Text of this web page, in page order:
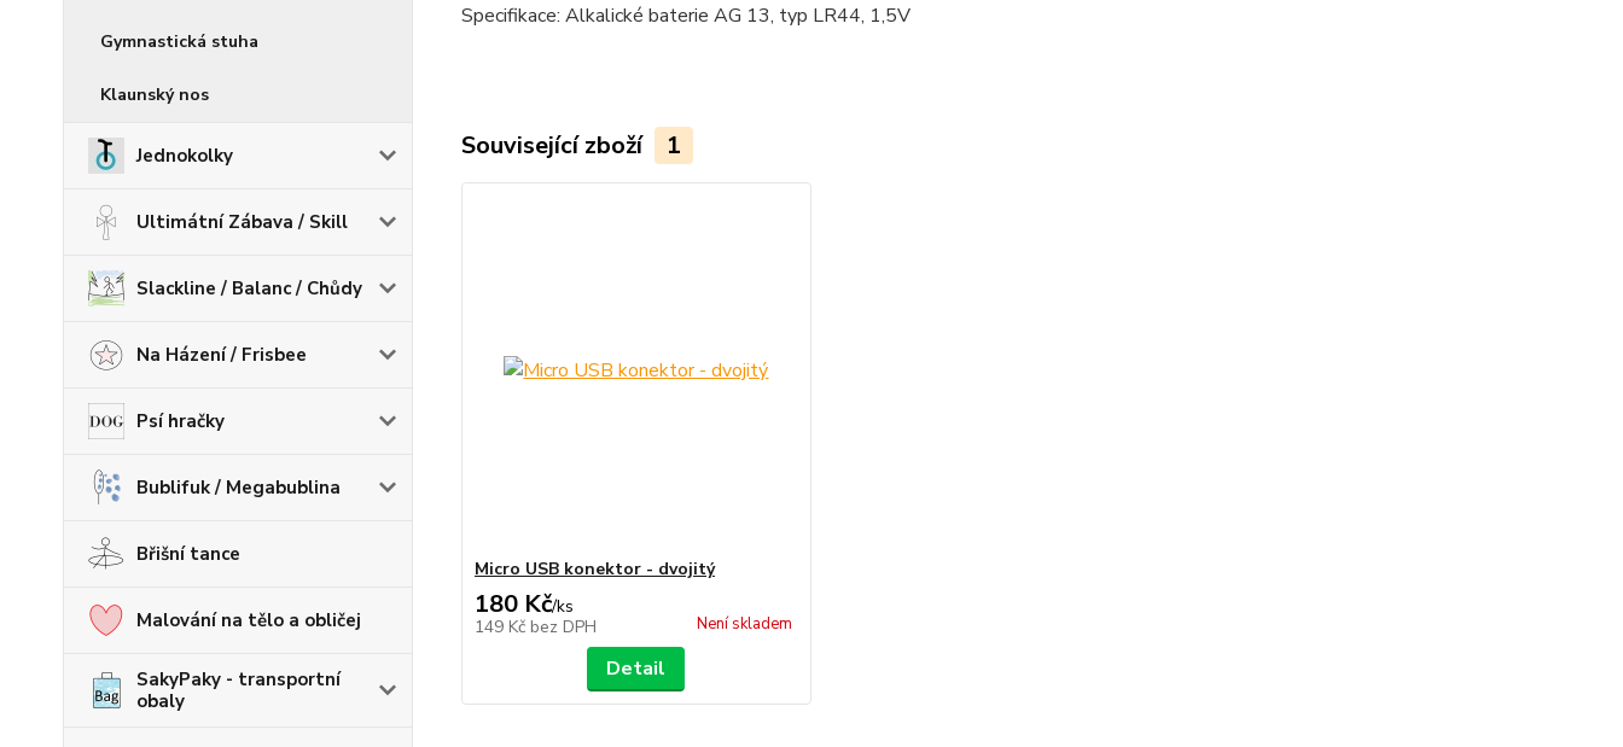
Gymnastická stuha
Klaunský nos
Jednokolky
Ultimátní Zábava / Skill
Slackline / Balanc / Chůdy
Na Házení / Frisbee
Psí hračky
Bublifuk / Megabublina
Břišní tance
Malování na tělo a obličej
SakyPaky - transportní
obaly
Specifikace: Alkalické baterie AG 13, typ LR44, 1,5V
Související zboží 1
Micro USB konektor - dvojitý
180 Kč/ks
149 Kč bez DPH Není skladem
Detail